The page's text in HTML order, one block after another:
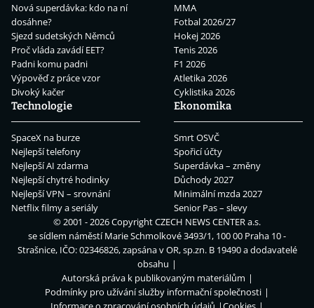
Nová superdávka: kdo na ní
dosáhne?
Sjezd sudetských Němců
Proč vláda zavádí EET?
Padni komu padni
Výpověď z práce vzor
Divoký kačer
MMA
Fotbal 2026/27
Hokej 2026
Tenis 2026
F1 2026
Atletika 2026
Cyklistika 2026
Technologie
SpaceX na burze
Nejlepší telefony
Nejlepší AI zdarma
Nejlepší chytré hodinky
Nejlepší VPN – srovnání
Netflix filmy a seriály
Ekonomika
Smrt OSVČ
Spořicí účty
Superdávka – změny
Důchody 2027
Minimální mzda 2027
Senior Pas – slevy
© 2001 - 2026 CopyrightCZECH NEWS CENTER a.s.
se sídlem náměstí Marie Schmolkové 3493/1, 100 00 Praha 10 -
Strašnice, IČO: 02346826, zapsána v OR, sp.zn. B 19490 a dodavatelé
obsahu
Autorská práva k publikovaným materiálům
Podmínky pro užívání služby informační společnosti